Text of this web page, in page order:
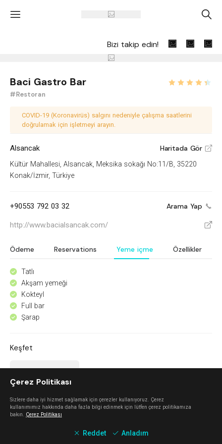
' A
Bizi takip edin!
Baci Gastro Bar
#Restoran
COVID-19 (Koronavirüs) salgını nedeniyle çalışma saatlerini
doğrulamak için işletmeyi arayın.
Alsancak Haritada Gör V
Kültür Mahallesi, Alsancak, Meksika sokağı No:11/B, 35220
Konak/İzmir, Türkiye
+90553 792 03 32 Arama Yap
http://www.bacialsancak.com/ V
Ödeme Reservations Yeme içme Özellikler
^ Tatlı
^ Akşam yemeği
^ Kokteyl
^ Full bar
^ Şarap
Keşfet
Çerez Politikası
Sizlere daha iyi hizmet sağlamak için çerezler kullanıyoruz. Çerez
kullanımımız hakkında daha fazla bilgi edinmek için lütfen çerez politikamıza
bakın. Çerez Politikası
Reddet Anladım